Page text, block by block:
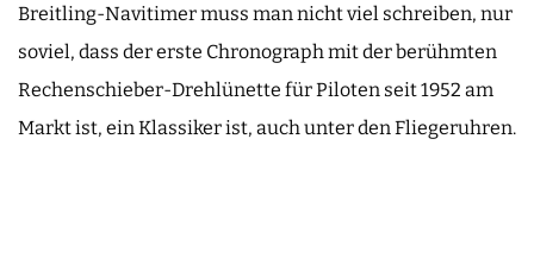
Breitling-Navitimer muss man nicht viel schreiben, nur
soviel, dass der erste Chronograph mit der berühmten
Rechenschieber-Drehlünette für Piloten seit 1952 am
Markt ist, ein Klassiker ist, auch unter den Fliegeruhren.